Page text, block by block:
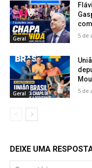
Geral 5 de
Geral 5 de
DEIXE UMA